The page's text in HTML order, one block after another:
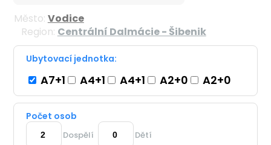
Město: Vodice
Region: Centrální Dalmácie - Šibenik
Ubytovací jednotka:
A7+1 A4+1 A4+1 A2+0 A2+0
Počet osob
Dospělí Dětí